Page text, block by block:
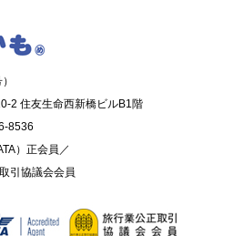
2 住友生命西新橋ビルB1階
8536
）正会員／
引協議会会員